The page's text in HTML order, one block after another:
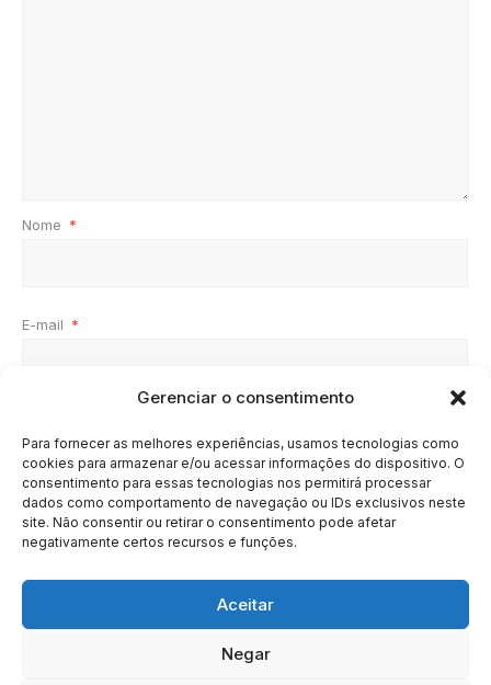
Gerenciar o consentimento
Para fornecer as melhores experiências, usamos tecnologias como
cookies para armazenar e/ou acessar informações do dispositivo. O
consentimento para essas tecnologias nos permitirá processar
dados como comportamento de navegação ou IDs exclusivos neste
site. Não consentir ou retirar o consentimento pode afetar
negativamente certos recursos e funções.
Aceitar
Negar
Nome *
E-mail *